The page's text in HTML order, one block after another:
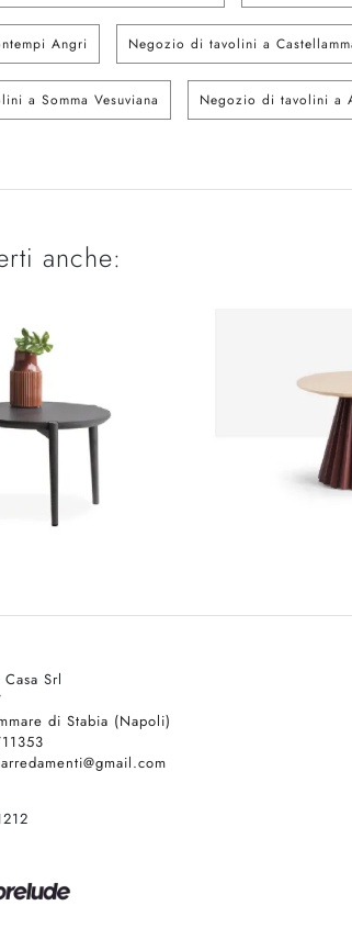
Angri Negozio di tavolini a
a Somma Vesuviana Negozio di tavolini a
anche:
Srl
di Stabia (Napoli)